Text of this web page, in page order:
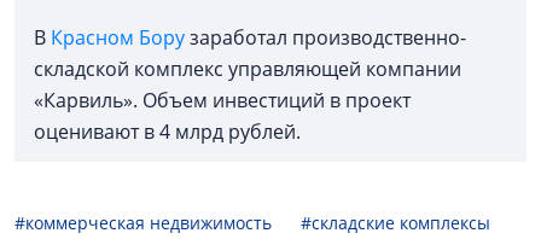
В Красном Борузаработал производственно-
складской комплекс управляющей компании
«Карвиль». Объем инвестиций в проект
оценивают в 4 млрд рублей.
#коммерческая недвижимость
#складские комплексы